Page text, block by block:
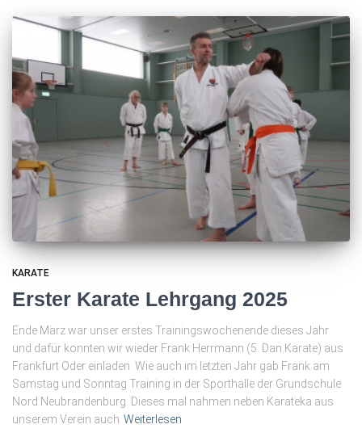
KARATE
Erster Karate Lehrgang 2025
Ende März war unser erstes Trainingswochenende dieses Jahr
und dafür konnten wir wieder Frank Herrmann (5. Dan Karate) aus
Frankfurt Oder einladen. Wie auch im letzten Jahr gab Frank am
Samstag und Sonntag Training in der Sporthalle der Grundschule
Nord Neubrandenburg. Dieses mal nahmen neben Karateka aus
unserem Verein auch Weiterlesen